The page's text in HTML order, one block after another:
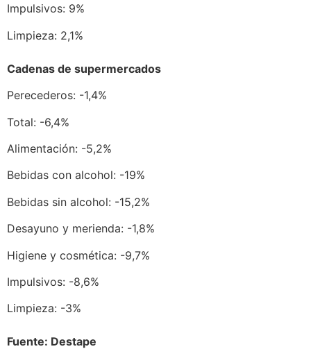
Impulsivos: 9%
Limpieza: 2,1%
Cadenas de supermercados
Perecederos: -1,4%
Total: -6,4%
Alimentación: -5,2%
Bebidas con alcohol: -19%
Bebidas sin alcohol: -15,2%
Desayuno y merienda: -1,8%
Higiene y cosmética: -9,7%
Impulsivos: -8,6%
Limpieza: -3%
Fuente: Destape